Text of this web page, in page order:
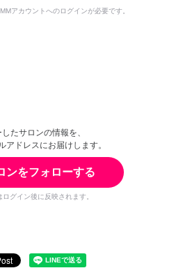
アカウントへのログインが必要です。
たサロンの情報を、
アドレスにお届けします。
ンをフォローする
グイン後に反映されます。